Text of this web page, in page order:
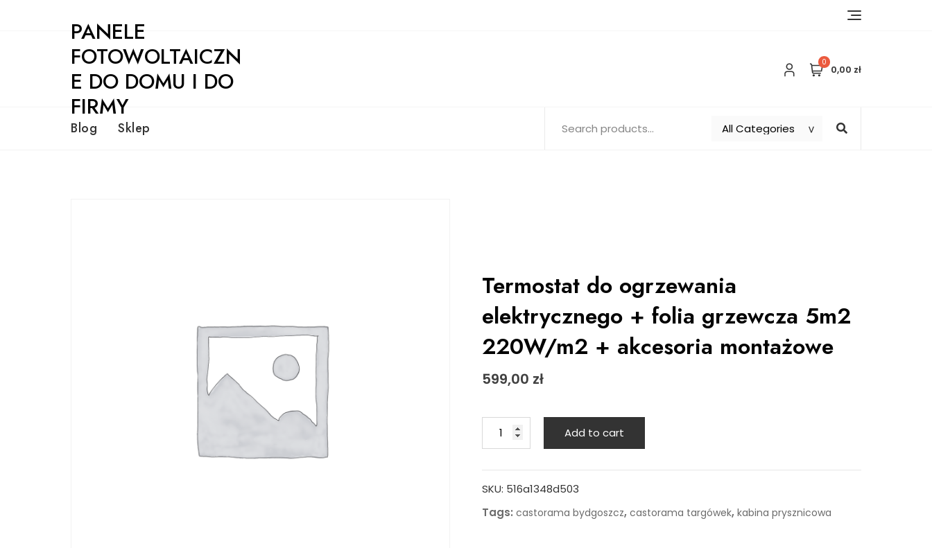
PANELE
FOTOWOLTAICZN
E DO DOMU I DO
FIRMY
0
0,00 zł
Blog Sklep
Termostat do ogrzewania
elektrycznego + folia grzewcza 5m2
220W/m2 + akcesoria montażowe
599,00 zł
Termostat
elektrycznego
+
folia
grzewcza
Add to cart
SKU: 516a1348d503
Tags: castorama bydgoszcz, castorama targówek, kabina prysznicowa